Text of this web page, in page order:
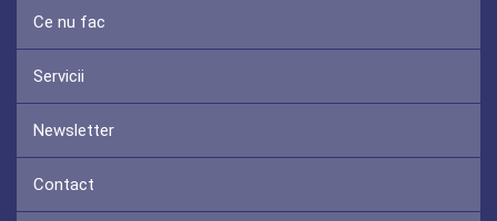
Ce nu fac
Servicii
Newsletter
Contact